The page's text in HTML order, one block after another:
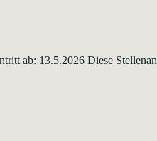
ab: 13.5.2026 Diese